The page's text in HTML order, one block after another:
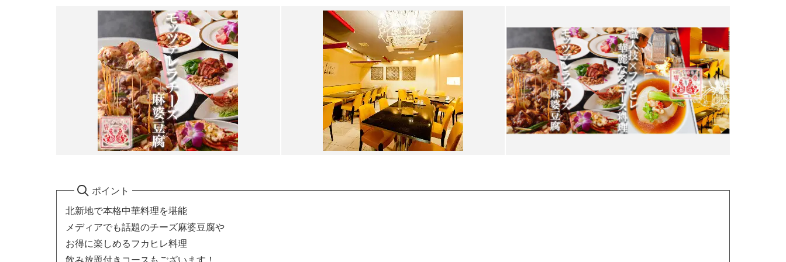
ポイント
北新地で本格中華料理を堪能
メディアでも話題のチーズ麻婆豆腐や
お得に楽しめるフカヒレ料理